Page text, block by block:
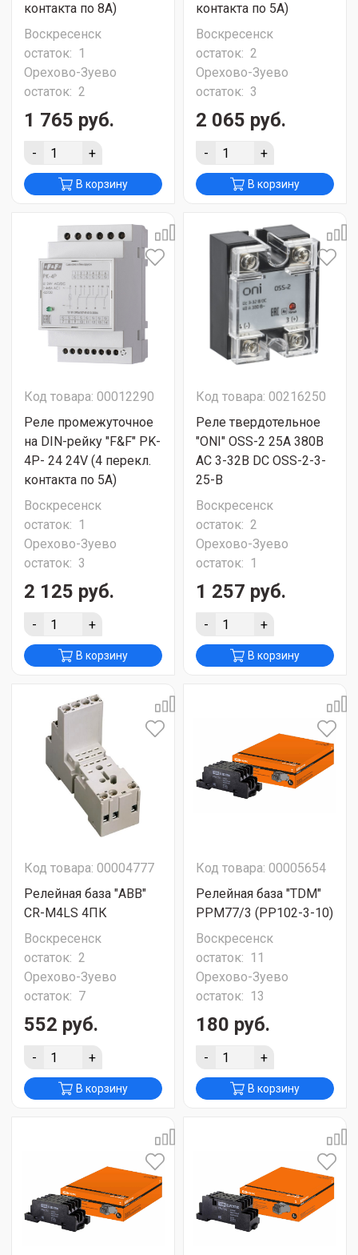
контакта по 8А)
Воскресенск
остаток: 1
Орехово-Зуево
остаток: 2
1 765 руб.
- +
В корзину
контакта по 5А)
Воскресенск
остаток: 2
Орехово-Зуево
остаток: 3
2 065 руб.
- +
В корзину
Код товара: 00012290
Реле промежуточное
на DIN-рейку "F&F" PK-
4P- 24 24V (4 перекл.
контакта по 5А)
Воскресенск
остаток: 1
Орехово-Зуево
остаток: 3
2 125 руб.
- +
В корзину
Код товара: 00216250
Реле твердотельное
"ONI" OSS-2 25А 380В
AC 3-32В DC OSS-2-3-
25-B
Воскресенск
остаток: 2
Орехово-Зуево
остаток: 1
1 257 руб.
- +
В корзину
Код товара: 00004777
Релейная база "ABB"
CR-M4LS 4ПК
Воскресенск
остаток: 2
Орехово-Зуево
остаток: 7
552 руб.
- +
В корзину
Код товара: 00005654
Релейная база "TDM"
РРМ77/3 (РР102-3-10)
Воскресенск
остаток: 11
Орехово-Зуево
остаток: 13
180 руб.
- +
В корзину